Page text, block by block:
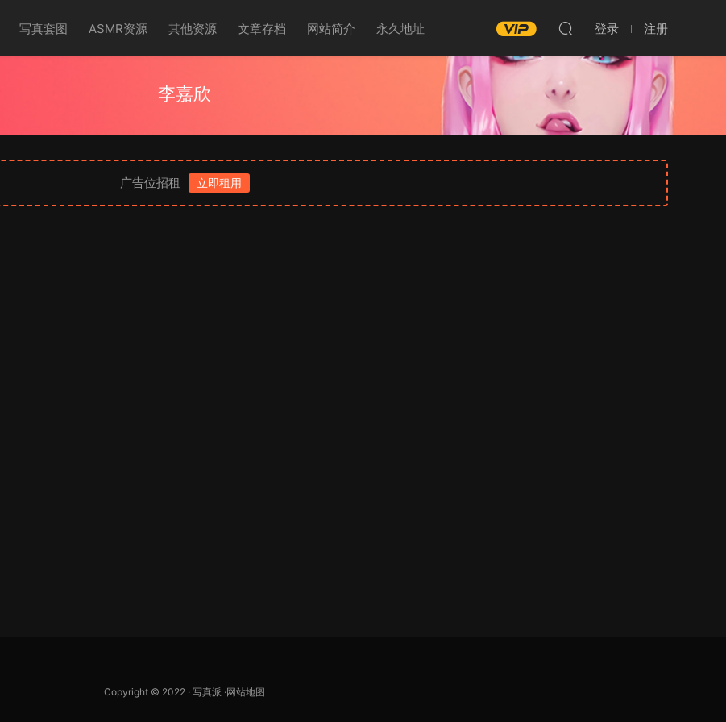
写真套图 ASMR资源 其他资源 文章存档 网站简介 永久地址 登录 注册
李嘉欣
广告位招租 立即租用
Copyright © 2022 · 写真派 ·网站地图